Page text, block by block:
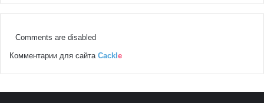
Comments are disabled
Комментарии для сайта Cackl e